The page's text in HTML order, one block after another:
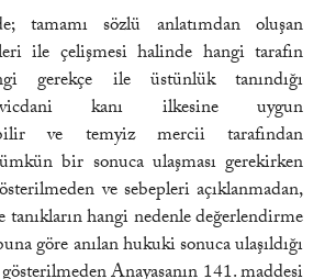
tamamı sözlü anlatımdan oluşan
ile çelişmesi halinde hangi tarafın
gerekçe ile üstünlük tanındığı
vicdani kanı ilkesine uygun
ve temyiz mercii tarafından
bir sonuca ulaşması gerekirken
ve sebepleri açıklanmadan,
tanıkların hangi nedenle değerlendirme
buna göre anılan hukuki sonuca ulaşıldığı
Anayasanın 141. maddesi